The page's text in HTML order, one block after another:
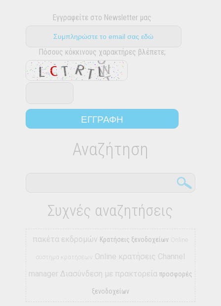
Εγγραφείτε στο Newsletter μας
Πόσους κόκκινους χαρακτήρες βλέπετε;
Αναζήτηση
Συχνές αναζητήσεις
πακέτα εκδρομών Κρατήσεις ξενοδοχείων Online
σύστημα κρατήσεων Online κρατήσεις Channel
manager Διασύνδεση με πρακτορεία προσφορές
ξενοδοχείων